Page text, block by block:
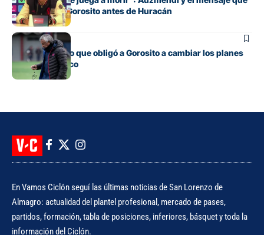
transmitió de Gorosito antes de Huracán
Fútbol
El contratiempo que obligó a Gorosito a cambiar los planes
antes del clásico
En Vamos Ciclón seguí las últimas noticias de San Lorenzo de
Almagro: actualidad del plantel profesional, mercado de pases,
partidos, formación, tabla de posiciones, inferiores, básquet y toda la
información del Ciclón.